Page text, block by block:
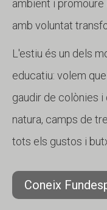
ambient i promoure
amb voluntat
L'estiu és un dels
educatiu: volem
gaudir de colònies i
natura, camps de
tots els gustos i
Coneix